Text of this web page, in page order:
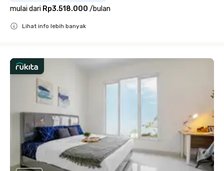
mulai dari Rp3.518.000 /bulan
Lihat info lebih banyak